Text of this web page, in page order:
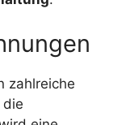
zahlreiche
die